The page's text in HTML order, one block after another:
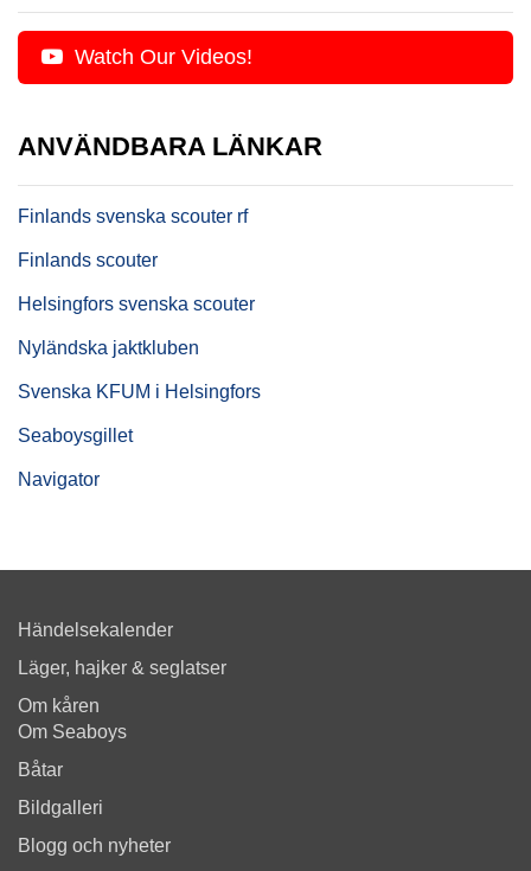
Watch Our Videos!
ANVÄNDBARA LÄNKAR
Finlands svenska scouter rf
Finlands scouter
Helsingfors svenska scouter
Nyländska jaktkluben
Svenska KFUM i Helsingfors
Seaboysgillet
Navigator
Händelsekalender
Läger, hajker & seglatser
Om kåren
Om Seaboys
Båtar
Bildgalleri
Blogg och nyheter